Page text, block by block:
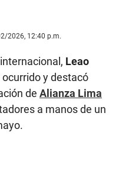
2026, 12:40 p.m.
Leao
y destacó
de Alianza Lima
a manos de un